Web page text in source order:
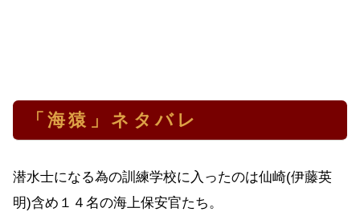
「海猿」ネタバレ
潜水士になる為の訓練学校に入ったのは仙崎(伊藤英
明)含め１４名の海上保安官たち。